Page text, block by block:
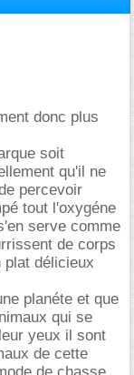
donc plus
soit
qu'il ne
percevoir
tout l'oxygéne
serve comme
de corps
plat délicieux
planéte et que
qui se
yeux il sont
de cette